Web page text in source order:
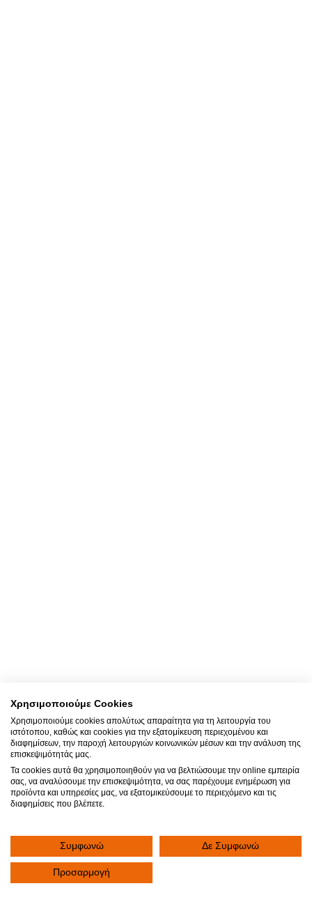
Χρησιμοποιούμε Cookies
Χρησιμοποιούμε cookies απολύτως απαραίτητα για τη λειτουργία του
ιστότοπου, καθώς και cookies για την εξατομίκευση περιεχομένου και
διαφημίσεων, την παροχή λειτουργιών κοινωνικών μέσων και την ανάλυση της
επισκεψιμότητάς μας.
Τα cookies αυτά θα χρησιμοποιηθούν για να βελτιώσουμε την online εμπειρία
σας, να αναλύσουμε την επισκεψιμότητα, να σας παρέχουμε ενημέρωση για
προϊόντα και υπηρεσίες μας, να εξατομικεύσουμε το περιεχόμενο και τις
διαφημίσεις που βλέπετε.
Συμφωνώ Δε Συμφωνώ
Προσαρμογή